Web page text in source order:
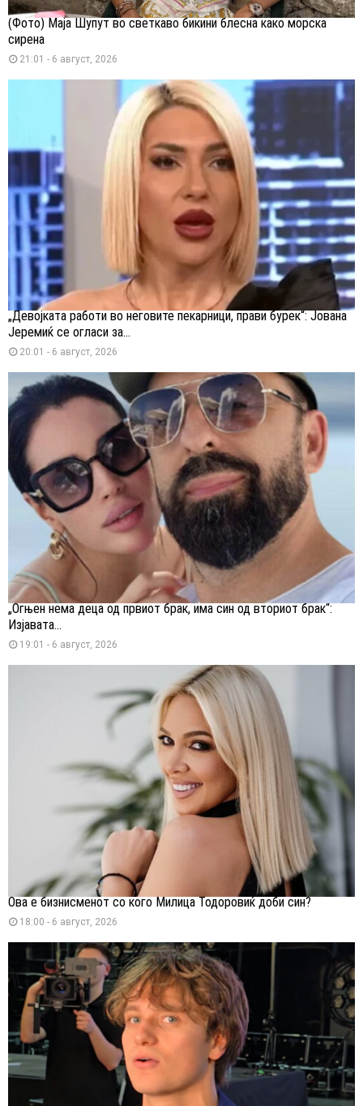
(Фото) Маја Шупут во светкаво бикини блесна како морска
сирена
21:01 - 6 август, 2026
„Девојката работи во неговите пекарници, прави бурек“: Јована
Јеремиќ се огласи за...
20:01 - 6 август, 2026
„Огњен нема деца од првиот брак, има син од вториот брак“:
Изјавата...
19:01 - 6 август, 2026
Ова е бизнисменот со кого Милица Тодоровиќ доби син?
18:00 - 6 август, 2026